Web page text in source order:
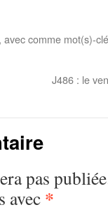
, avec comme mot(s)-
J486 : le
pas
avec *